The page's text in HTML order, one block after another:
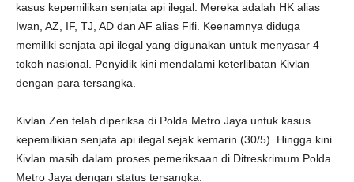
kasus kepemilikan senjata api ilegal. Mereka adalah HK alias
Iwan, AZ, IF, TJ, AD dan AF alias Fifi. Keenamnya diduga
memiliki senjata api ilegal yang digunakan untuk menyasar 4
tokoh nasional. Penyidik kini mendalami keterlibatan Kivlan
dengan para tersangka.
Kivlan Zen telah diperiksa di Polda Metro Jaya untuk kasus
kepemilikian senjata api ilegal sejak kemarin (30/5). Hingga kini
Kivlan masih dalam proses pemeriksaan di Ditreskrimum Polda
Metro Jaya dengan status tersangka.